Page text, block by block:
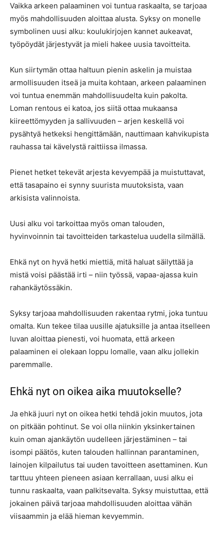
Vaikka arkeen palaaminen voi tuntua raskaalta, se tarjoaa
myös mahdollisuuden aloittaa alusta. Syksy on monelle
symbolinen uusi alku: koulukirjojen kannet aukeavat,
työpöydät järjestyvät ja mieli hakee uusia tavoitteita.
Kun siirtymän ottaa haltuun pienin askelin ja muistaa
armollisuuden itseä ja muita kohtaan, arkeen palaaminen
voi tuntua enemmän mahdollisuudelta kuin pakolta.
Loman rentous ei katoa, jos siitä ottaa mukaansa
kiireettömyyden ja sallivuuden – arjen keskellä voi
pysähtyä hetkeksi hengittämään, nauttimaan kahvikupista
rauhassa tai kävelystä raittiissa ilmassa.
Pienet hetket tekevät arjesta kevyempää ja muistuttavat,
että tasapaino ei synny suurista muutoksista, vaan
arkisista valinnoista.
Uusi alku voi tarkoittaa myös oman talouden,
hyvinvoinnin tai tavoitteiden tarkastelua uudella silmällä.
Ehkä nyt on hyvä hetki miettiä, mitä haluat säilyttää ja
mistä voisi päästää irti – niin työssä, vapaa-ajassa kuin
rahankäytössäkin.
Syksy tarjoaa mahdollisuuden rakentaa rytmi, joka tuntuu
omalta. Kun tekee tilaa uusille ajatuksille ja antaa itselleen
luvan aloittaa pienesti, voi huomata, että arkeen
palaaminen ei olekaan loppu lomalle, vaan alku jollekin
paremmalle.
Ehkä nyt on oikea aika muutokselle?
Ja ehkä juuri nyt on oikea hetki tehdä jokin muutos, jota
on pitkään pohtinut. Se voi olla niinkin yksinkertainen
kuin oman ajankäytön uudelleen järjestäminen – tai
isompi päätös, kuten talouden hallinnan parantaminen,
lainojen kilpailutus tai uuden tavoitteen asettaminen. Kun
tarttuu yhteen pieneen asiaan kerrallaan, uusi alku ei
tunnu raskaalta, vaan palkitsevalta. Syksy muistuttaa, että
jokainen päivä tarjoaa mahdollisuuden aloittaa vähän
viisaammin ja elää hieman kevyemmin.